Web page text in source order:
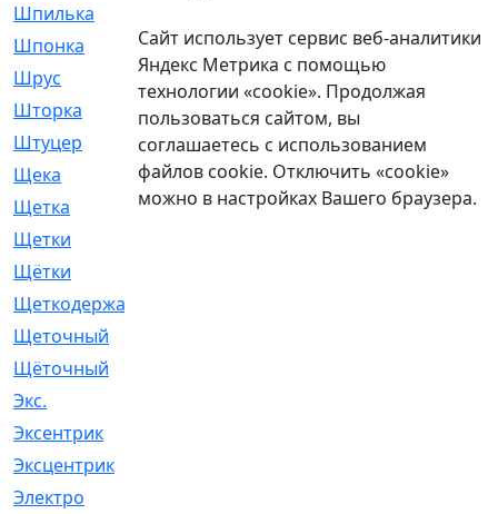
Шпилька
Шпонка
[19]
Шрус
[1107]
Шторка
[6]
Штуцер
[8]
Щека
[18]
Щетка
[31]
Щетки
Щётки
Щеткодержатель
Щеточный
Щёточный
Экс.
Эксентрик
Эксцентрик
Электро
Сайт использует сервис веб-аналитики
Яндекс Метрика с помощью
технологии «cookie». Продолжая
пользоваться сайтом, вы
соглашаетесь с использованием
файлов cookie. Отключить «cookie»
можно в настройках Вашего браузера.